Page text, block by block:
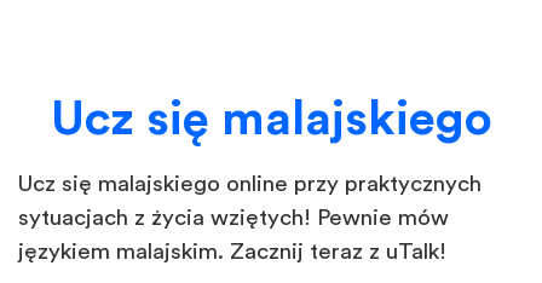
Ucz się malajskiego
Ucz się malajskiego online przy praktycznych
sytuacjach z życia wziętych! Pewnie mów
językiem malajskim. Zacznij teraz z uTalk!